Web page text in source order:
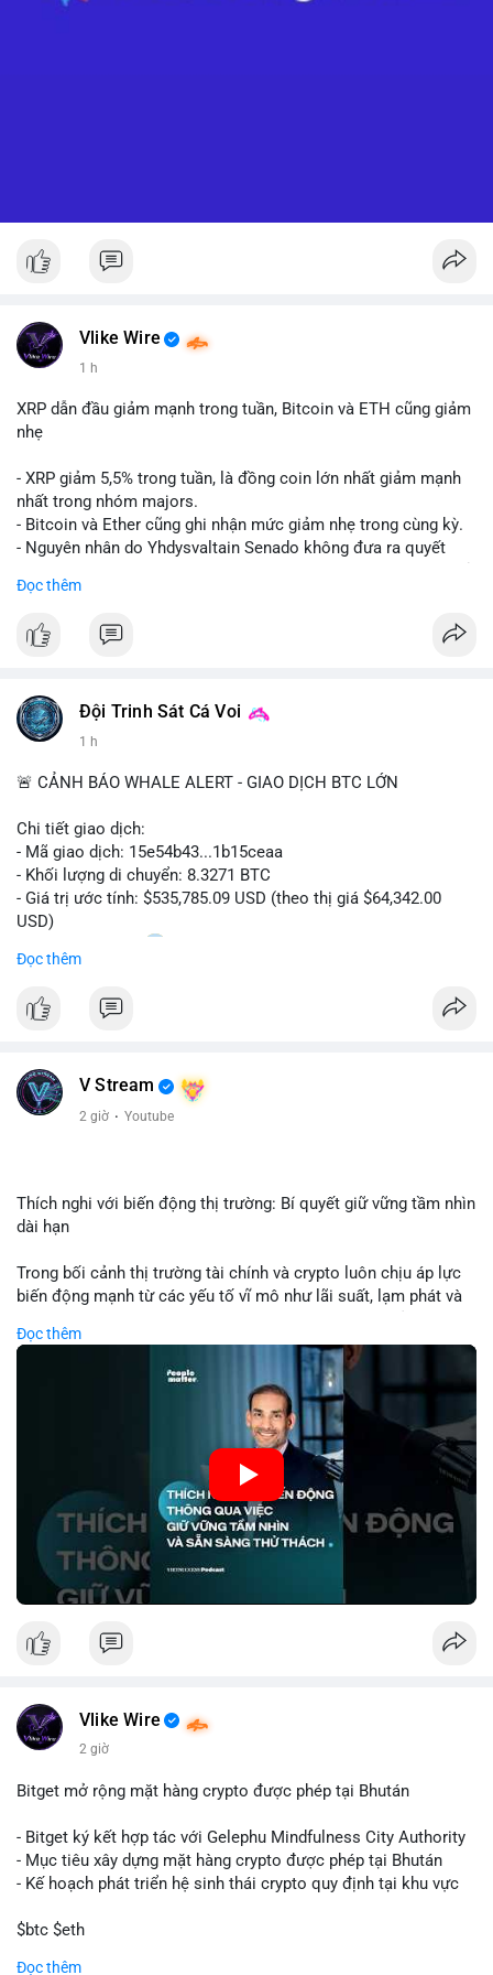
Vlike Wire
1 h
XRP dẫn đầu giảm mạnh trong tuần, Bitcoin và ETH cũng giảm
nhẹ
- XRP giảm 5,5% trong tuần, là đồng coin lớn nhất giảm mạnh
nhất trong nhóm majors.
- Bitcoin và Ether cũng ghi nhận mức giảm nhẹ trong cùng kỳ.
- Nguyên nhân do Yhdysvaltain Senado không đưa ra quyết
hè, đẩy việc thảo luận sang tháng 9.
XRP và Ripple, ảnh hưởng đến tâm lý nhà đầu tư.
#ripple
📰 Nguồn: CoinDesk
Đọc thêm
Đội Trinh Sát Cá Voi
1 h
🚨 CẢNH BÁO WHALE ALERT - GIAO DỊCH BTC LỚN
Chi tiết giao dịch:
- Mã giao dịch: 15e54b43...1b15ceaa
- Khối lượng di chuyển: 8.3271 BTC
- Giá trị ước tính: $535,785.09 USD (theo thị giá $64,342.00
USD)
- Thời gian: 04:20
Nhận định phân tích: Giao dịch 8.3271 BTC trị giá hơn nửa triệu
USD được thực hiện trong khung giờ sáng sớm, cho thấy dấu
đủ tạo áp lực bán trực tiếp lên thị trường nhưng phản ánh tâm
lý thận trọng của cá voi. Nếu dòng tiền này hướng về ví sàn
của BTC.
tương tự trong 24 giờ tới để xác nhận xu hướng. Không nên
hành động vội vàng dựa trên một giao dịch đơn lẻ, hãy ưu tiên
#giaodichlon
#tamlycavoi
Đọc thêm
V Stream
2 giờ · Youtube
Thích nghi với biến động thị trường: Bí quyết giữ vững tầm nhìn
dài hạn
Trong bối cảnh thị trường tài chính và crypto luôn chịu áp lực
biến động mạnh từ các yếu tố vĩ mô như lãi suất, lạm phát và
chìa khóa để đầu tư viên vượt qua giai đoạn không chắc chắn.
Thay vì phản ứng cảm xúc với những dao động ngắn hạn, các
nhà đầu tư thành công thường tập trung vào nguyên tắc cơ
bản, phân배 tài sản hợp lý và kiên持 theo kế hoạch đã định.
Điều này không chỉ giúp giảm rủi ro mà còn tạo điều kiện để
tận dụng cơ hội khi thị trường phục hồi.
🎥 Xem video trực tiếp tại:
Nguồn: VIETSUCCESS
Đọc thêm
Vlike Wire
2 giờ
Bitget mở rộng mặt hàng crypto được phép tại Bhután
- Bitget ký kết hợp tác với Gelephu Mindfulness City Authority
- Mục tiêu xây dựng mặt hàng crypto được phép tại Bhután
- Kế hoạch phát triển hệ sinh thái crypto quy định tại khu vực
$btc $eth
Đọc thêm